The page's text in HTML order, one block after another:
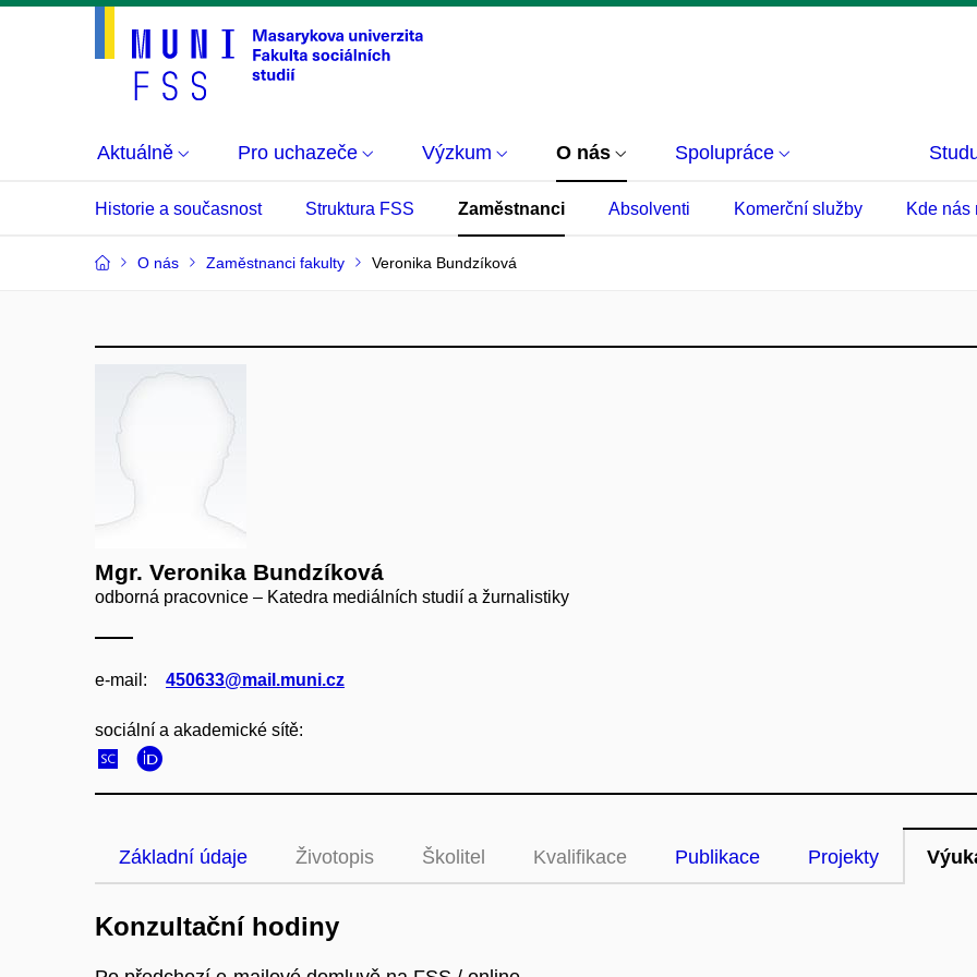
Aktuálně Pro uchazeče Výzkum O nás Spolupráce
Historie a současnost Struktura FSS Zaměstnanci Absolventi Komerční služby Kde nás
O nás Zaměstnanci fakulty Veronika Bundzíková
Mgr. Veronika Bundzíková
odborná pracovnice – Katedra mediálních studií a žurnalistiky
e‑mail: 450633@mail.muni.cz
sociální a akademické sítě:
Základní údaje Životopis Školitel Kvalifikace Publikace Projekty
Konzultační hodiny